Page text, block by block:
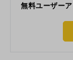
無料ユーザー